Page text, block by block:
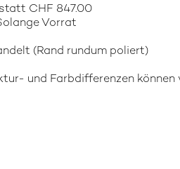
CHF 847.00
Vorrat
(Rand rundum poliert)
und Farbdifferenzen können